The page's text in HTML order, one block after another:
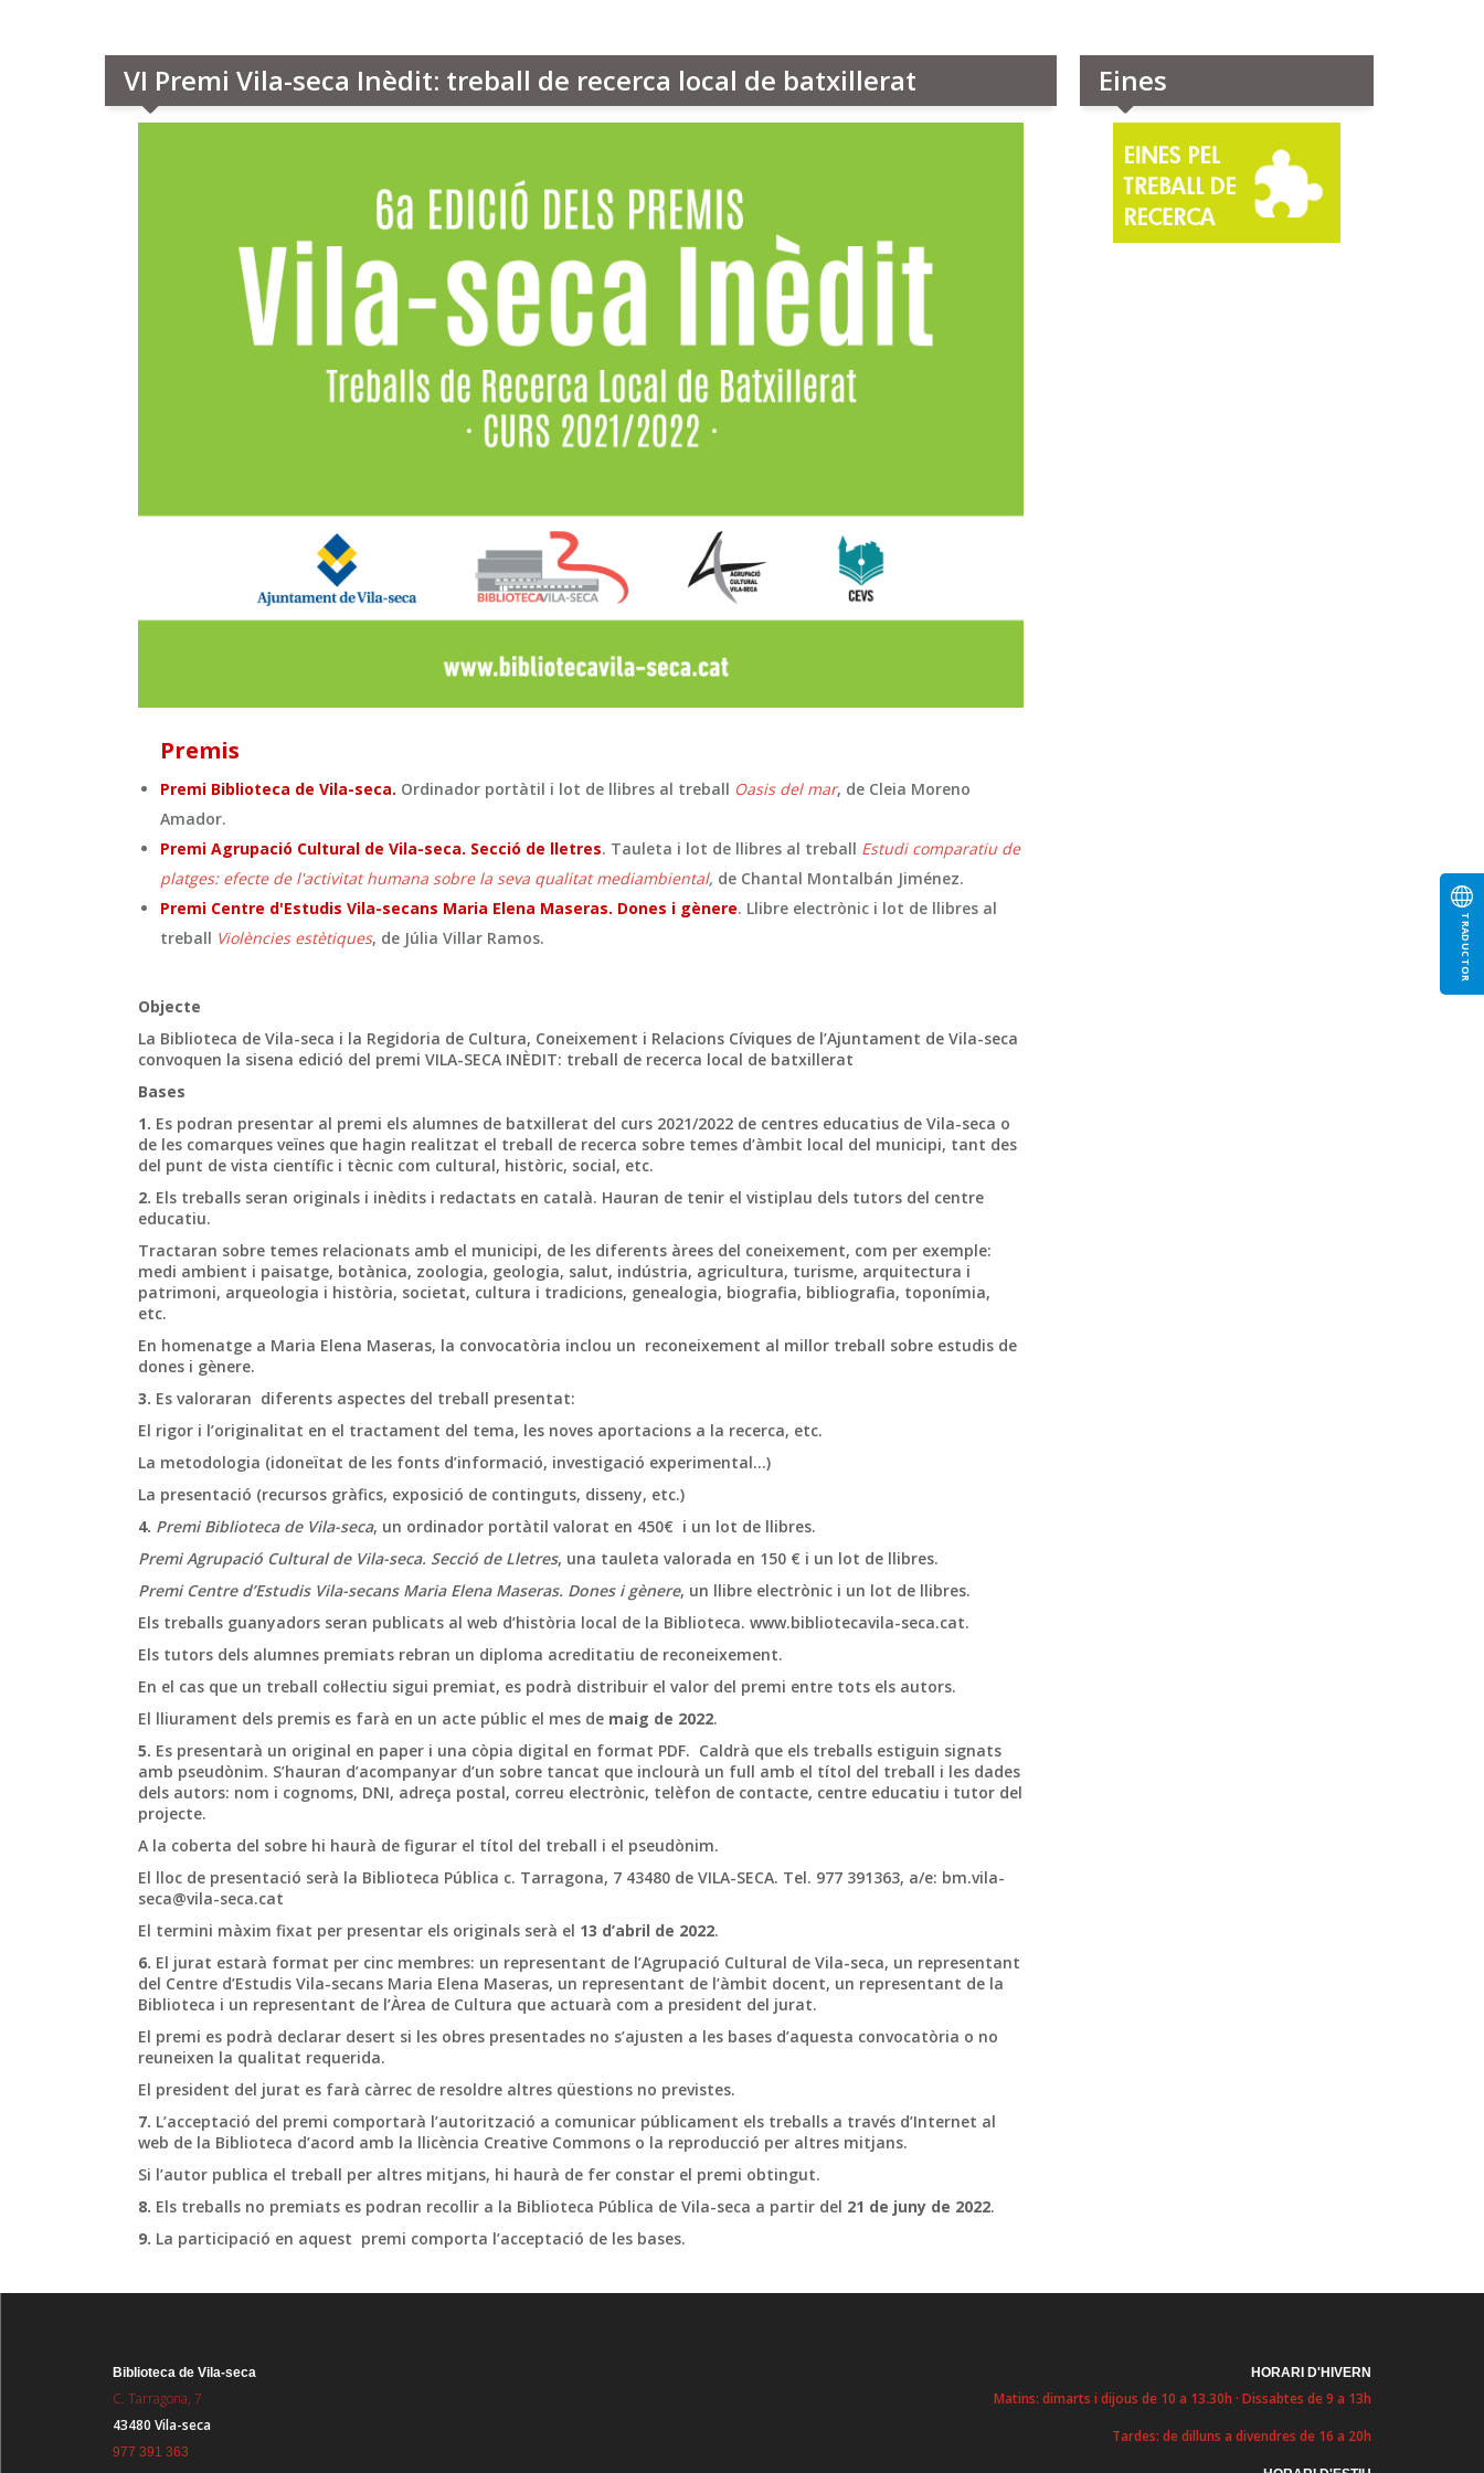
TRADUCTOR
VI Premi Vila-seca Inèdit: treball de recerca local de batxillerat
Premis
Premi Biblioteca de Vila-seca. Ordinador portàtil i lot de llibres al treball Oasis del mar, de Cleia Moreno
Amador.
Premi Agrupació Cultural de Vila-seca. Secció de lletres. Tauleta i lot de llibres al treball Estudi comparatiu de
platges: efecte de l'activitat humana sobre la seva qualitat mediambiental, de Chantal Montalbán Jiménez.
Premi Centre d'Estudis Vila-secans Maria Elena Maseras. Dones i gènere. Llibre electrònic i lot de llibres al
treball Violències estètiques, de Júlia Villar Ramos.
Objecte
La Biblioteca de Vila-seca i la Regidoria de Cultura, Coneixement i Relacions Cíviques de l’Ajuntament de Vila-seca
convoquen la sisena edició del premi VILA-SECA INÈDIT: treball de recerca local de batxillerat
Bases
1. Es podran presentar al premi els alumnes de batxillerat del curs 2021/2022 de centres educatius de Vila-seca o
de les comarques veïnes que hagin realitzat el treball de recerca sobre temes d’àmbit local del municipi, tant des
del punt de vista científic i tècnic com cultural, històric, social, etc.
2. Els treballs seran originals i inèdits i redactats en català. Hauran de tenir el vistiplau dels tutors del centre
educatiu.
Tractaran sobre temes relacionats amb el municipi, de les diferents àrees del coneixement, com per exemple:
medi ambient i paisatge, botànica, zoologia, geologia, salut, indústria, agricultura, turisme, arquitectura i
patrimoni, arqueologia i història, societat, cultura i tradicions, genealogia, biografia, bibliografia, toponímia,
etc.
En homenatge a Maria Elena Maseras, la convocatòria inclou un reconeixement al millor treball sobre estudis de
dones i gènere.
3. Es valoraran diferents aspectes del treball presentat:
El rigor i l’originalitat en el tractament del tema, les noves aportacions a la recerca, etc.
La metodologia (idoneïtat de les fonts d’informació, investigació experimental...)
La presentació (recursos gràfics, exposició de continguts, disseny, etc.)
4. Premi Biblioteca de Vila-seca, un ordinador portàtil valorat en 450€ i un lot de llibres.
Premi Agrupació Cultural de Vila-seca. Secció de Lletres, una tauleta valorada en 150 € i un lot de llibres.
Premi Centre d’Estudis Vila-secans Maria Elena Maseras. Dones i gènere, un llibre electrònic i un lot de llibres.
Els treballs guanyadors seran publicats al web d’història local de la Biblioteca. www.bibliotecavila-seca.cat.
Els tutors dels alumnes premiats rebran un diploma acreditatiu de reconeixement.
En el cas que un treball col·lectiu sigui premiat, es podrà distribuir el valor del premi entre tots els autors.
El lliurament dels premis es farà en un acte públic el mes de maig de 2022.
5. Es presentarà un original en paper i una còpia digital en format PDF. Caldrà que els treballs estiguin signats
amb pseudònim. S’hauran d’acompanyar d’un sobre tancat que inclourà un full amb el títol del treball i les dades
dels autors: nom i cognoms, DNI, adreça postal, correu electrònic, telèfon de contacte, centre educatiu i tutor del
projecte.
A la coberta del sobre hi haurà de figurar el títol del treball i el pseudònim.
El lloc de presentació serà la Biblioteca Pública c. Tarragona, 7 43480 de VILA-SECA. Tel. 977 391363, a/e: bm.vila-
seca@vila-seca.cat
El termini màxim fixat per presentar els originals serà el 13 d’abril de 2022.
6. El jurat estarà format per cinc membres: un representant de l’Agrupació Cultural de Vila-seca, un representant
del Centre d’Estudis Vila-secans Maria Elena Maseras, un representant de l’àmbit docent, un representant de la
Biblioteca i un representant de l’Àrea de Cultura que actuarà com a president del jurat.
El premi es podrà declarar desert si les obres presentades no s’ajusten a les bases d’aquesta convocatòria o no
reuneixen la qualitat requerida.
El president del jurat es farà càrrec de resoldre altres qüestions no previstes.
7. L’acceptació del premi comportarà l’autorització a comunicar públicament els treballs a través d’Internet al
web de la Biblioteca d’acord amb la llicència Creative Commons o la reproducció per altres mitjans.
Si l’autor publica el treball per altres mitjans, hi haurà de fer constar el premi obtingut.
8. Els treballs no premiats es podran recollir a la Biblioteca Pública de Vila-seca a partir del 21 de juny de 2022.
9. La participació en aquest premi comporta l’acceptació de les bases.
Eines
Biblioteca de Vila-seca
C. Tarragona, 7
43480 Vila-seca
977 391 363
HORARI D'HIVERN
Matins: dimarts i dijous de 10 a 13.30h · Dissabtes de 9 a 13h
Tardes: de dilluns a divendres de 16 a 20h